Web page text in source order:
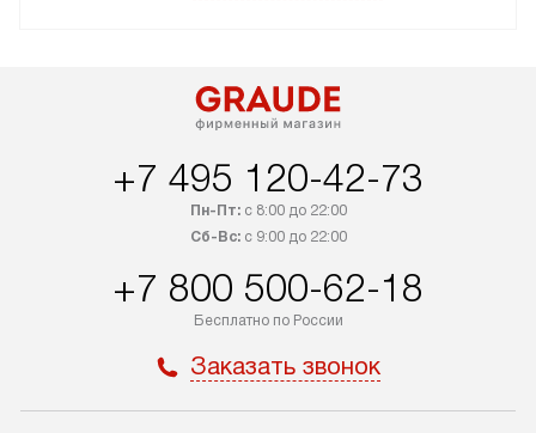
+7 495 120-42-73
Пн-Пт:с 8:00 до 22:00
Сб-Вс:с 9:00 до 22:00
+7 800 500-62-18
Бесплатно по России
Заказать звонок